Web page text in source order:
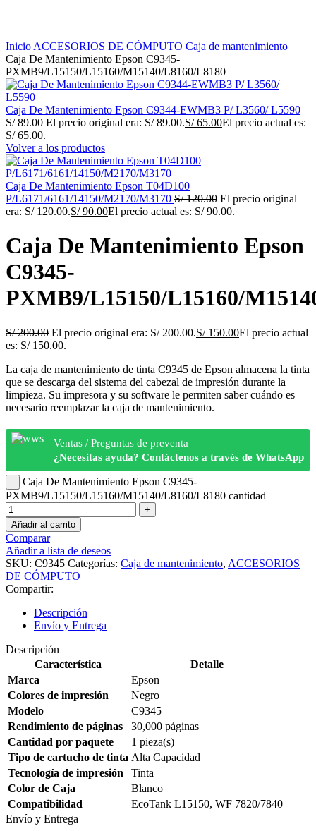
Inicio ACCESORIOS DE CÓMPUTO Caja de mantenimiento
Caja De Mantenimiento Epson C9345-
PXMB9/L15150/L15160/M15140/L8160/L8180
Caja De Mantenimiento Epson C9344-EWMB3 P/ L3560/ L5590
S/89.00 El precio original era: S/ 89.00.S/65.00El precio actual es:
S/ 65.00.
Volver a los productos
Caja De Mantenimiento Epson T04D100
P/L6171/6161/14150/M2170/M3170 S/120.00 El precio original
era: S/ 120.00.S/90.00El precio actual es: S/ 90.00.
Caja De Mantenimiento Epson
C9345-
PXMB9/L15150/L15160/
S/200.00 El precio original era: S/ 200.00.S/150.00El precio actual
es: S/ 150.00.
La caja de mantenimiento de tinta C9345 de Epson almacena la tinta
que se descarga del sistema del cabezal de impresión durante la
limpieza. Su impresora y su software le permiten saber cuándo es
necesario reemplazar la caja de mantenimiento.
Ventas / Preguntas de preventa
¿Necesitas ayuda? Contáctenos a través de WhatsApp
Caja De Mantenimiento Epson C9345-
PXMB9/L15150/L15160/M15140/L8160/L8180 cantidad
Añadir al carrito
Comparar
Añadir a lista de deseos
SKU: C9345 Categorías: Caja de mantenimiento, ACCESORIOS
DE CÓMPUTO
Compartir:
Descripción
Envío y Entrega
Descripción
Característica
Detalle
Marca
Epson
Colores de impresión
Negro
Modelo
C9345
Rendimiento de páginas
30,000 páginas
Cantidad por paquete
1 pieza(s)
Tipo de cartucho de tinta Alta Capacidad
Tecnología de impresión
Tinta
Color de Caja
Blanco
Compatibilidad
EcoTank L15150, WF 7820/7840
Envío y Entrega